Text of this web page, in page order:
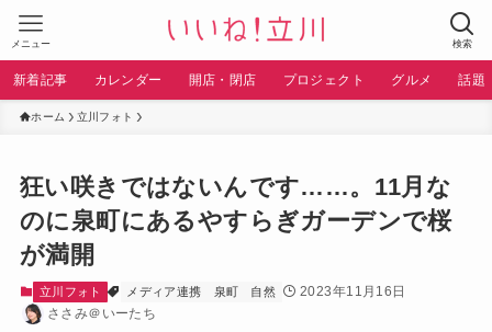
検索
メニュー
新着記事 カレンダー 開店・閉店 プロジェクト グルメ 話題
ホーム 立川フォト
狂い咲きではないんです……。11月な
のに泉町にあるやすらぎガーデンで桜
が満開
立川フォト メディア連携 泉町 自然
2023年11月16日
ささみ＠いーたち